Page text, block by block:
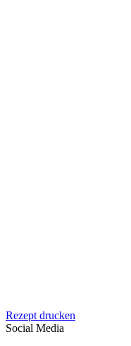
Rezept drucken
Social Media